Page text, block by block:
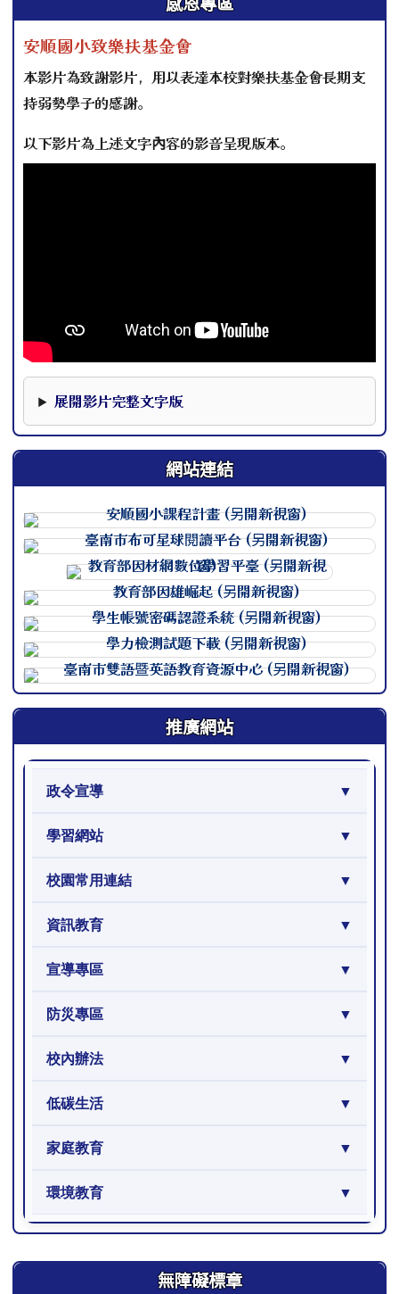
安順國小致樂扶基金會
本影片為致謝影片，用以表達本校對樂扶基金會長期支
持弱勢學子的感謝。
以下影片為上述文字內容的影音呈現版本。
展開影片完整文字版
網站連結
連至 http://
連至 http://
連至 http://
連至 http://
連至 http://
連至 http://
連至 http://
推廣網站
政令宣導
學習網站
校園常用連結
資訊教育
宣導專區
防災專區
校內辦法
低碳生活
家庭教育
環境教育
右邊區域內容 無障礙標章